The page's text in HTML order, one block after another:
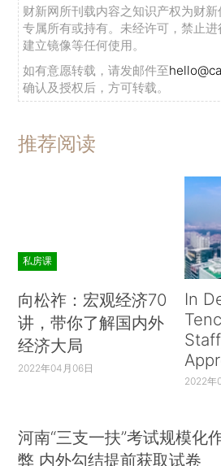
财新网所刊载内容之知识产权为财
专属所有或持有。未经许可，禁止
建立镜像等任何使用。
如有意愿转载，请发邮件至
确认及授权后，方可转载。
推荐阅读
私房课
向松祚：宏观经济70
讲，带你了解国内外
经济大局
2022年04月06日
In
2022年
河南“三支一扶”考试规模化
弊 内外勾结提前获取试卷